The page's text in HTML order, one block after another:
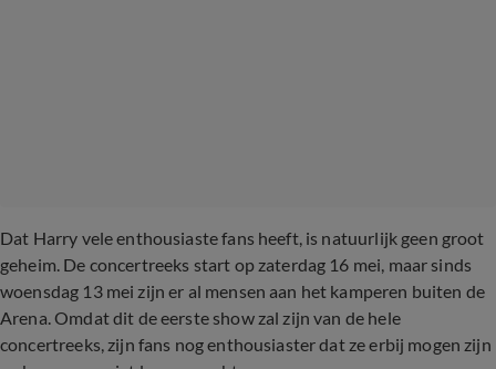
Dat Harry vele enthousiaste fans heeft, is natuurlijk geen groot
geheim. De concertreeks start op zaterdag 16 mei, maar sinds
woensdag 13 mei zijn er al mensen aan het kamperen buiten de
Arena. Omdat dit de eerste show zal zijn van de hele
concertreeks, zijn fans nog enthousiaster dat ze erbij mogen zijn